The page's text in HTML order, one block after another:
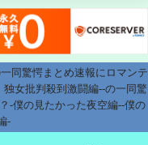
同驚愕まとめ速報にロマンテ
女批判殺到激闘編--の一同驚
-僕の見たかった夜空編--僕の
-